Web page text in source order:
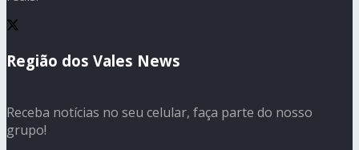
Região dos Vales News
Receba notícias no seu celular, faça parte do nosso
grupo!